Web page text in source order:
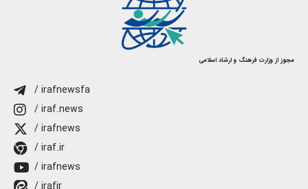
مجوز از وزارت فرهنگ و ارشاد اسلامی
/ irafnewsfa
/ iraf.news
/ irafnews
/ iraf.ir
/ irafnews